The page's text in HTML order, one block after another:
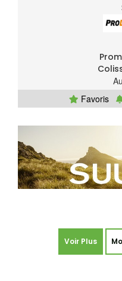
Favoris
Voir Plus